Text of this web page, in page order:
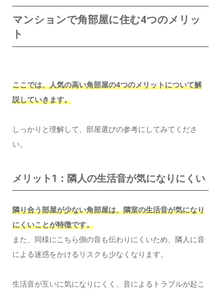
マンションで角部屋に住む4つのメリッ
ト
ここでは、人気の高い角部屋の4つのメリットについて解
説していきます。
しっかりと理解して、部屋選びの参考にしてみてくださ
い。
メリット1：隣人の生活音が気になりにくい
隣り合う部屋が少ない角部屋は、隣室の生活音が気になり
にくいことが特徴です。
また、同様にこちら側の音も伝わりにくいため、隣人に音
による迷惑をかけるリスクも少なくなります。
生活音が互いに気になりにくく、音によるトラブルが起こ